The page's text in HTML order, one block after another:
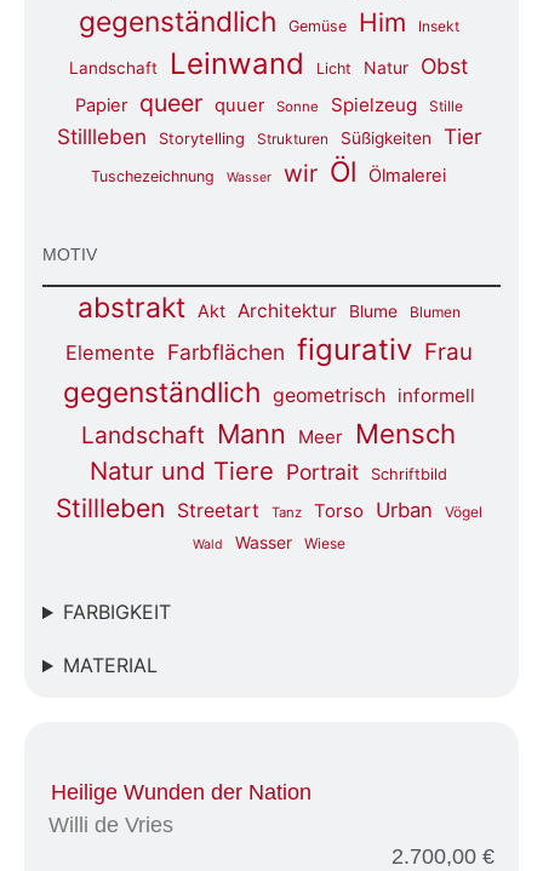
gegenständlich Gemüse Him Insekt
Landschaft Leinwand Licht Natur Obst
Papier queer quuer Sonne Spielzeug Stille
Stillleben Storytelling Strukturen Süßigkeiten Tier
Tuschezeichnung Wasser wir Öl Ölmalerei
MOTIV
abstrakt Akt Architektur Blume Blumen
Elemente Farbflächen figurativ Frau
gegenständlich geometrisch informell
Landschaft Mann Meer Mensch
Natur und Tiere Portrait Schriftbild
Stillleben Streetart Tanz Torso Urban Vögel
Wald Wasser Wiese
FARBIGKEIT
MATERIAL
Heilige Wunden der Nation
Willi de Vries
2.700,00 €